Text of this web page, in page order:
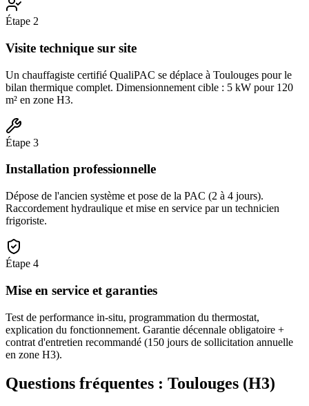
Étape 2
Visite technique sur site
Un chauffagiste certifié QualiPAC se déplace à Toulouges pour le
bilan thermique complet. Dimensionnement cible : 5 kW pour 120
m² en zone H3.
Étape 3
Installation professionnelle
Dépose de l'ancien système et pose de la PAC (2 à 4 jours).
Raccordement hydraulique et mise en service par un technicien
frigoriste.
Étape 4
Mise en service et garanties
Test de performance in-situ, programmation du thermostat,
explication du fonctionnement. Garantie décennale obligatoire +
contrat d'entretien recommandé (150 jours de sollicitation annuelle
en zone H3).
Questions fréquentes : Toulouges (H3)